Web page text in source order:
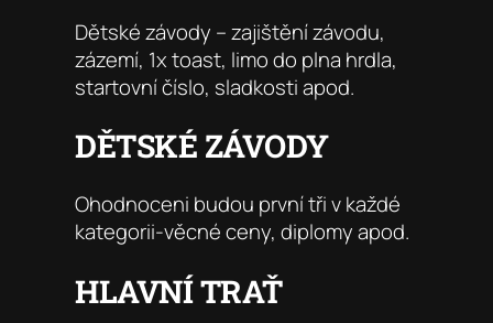
Dětské závody – zajištění závodu,
zázemí, 1x toast, limo do plna hrdla,
startovní číslo, sladkosti apod.
DĚTSKÉ ZÁVODY
Ohodnoceni budou první tři v každé
kategorii-věcné ceny, diplomy apod.
HLAVNÍ TRAŤ